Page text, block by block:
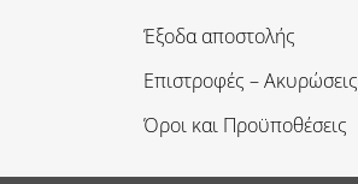
Έξοδα αποστολής
Επιστροφές – Ακυρώσεις
Όροι και Προϋποθέσεις